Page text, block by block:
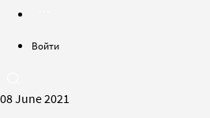
Войти
08 June 2021